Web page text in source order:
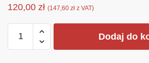
120,00 zł (147,60 zł z VAT)
Dodaj do